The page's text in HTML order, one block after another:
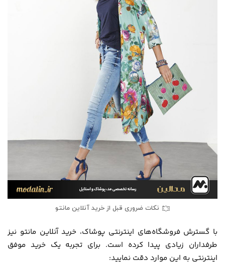
نکات ضروری قبل از خرید آنلاین مانتو
با گسترش فروشگاه‌های اینترنتی پوشاک، خرید آنلاین مانتو نیز
طرفداران زیادی پیدا کرده است. برای تجربه یک خرید موفق
اینترنتی به این موارد دقت نمایید: